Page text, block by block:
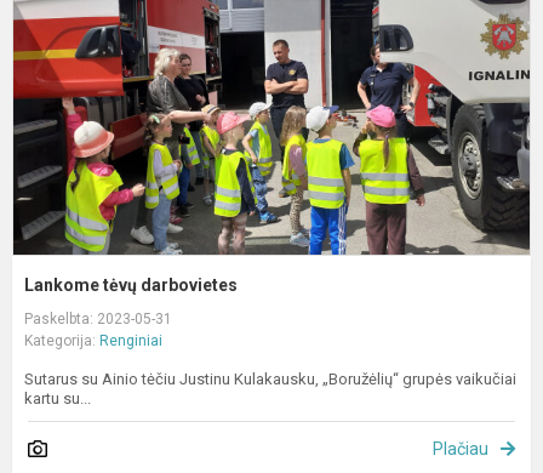
Lankome tėvų darbovietes
Paskelbta: 2023-05-31
Kategorija: Renginiai
Sutarus su Ainio tėčiu Justinu Kulakausku, „Boružėlių“ grupės vaikučiai
kartu su...
Plačiau